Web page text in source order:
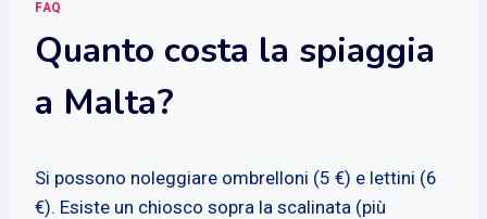
FAQ
Quanto costa la spiaggia
a Malta?
Si possono noleggiare ombrelloni (5 €) e lettini (6
€). Esiste un chiosco sopra la scalinata (più